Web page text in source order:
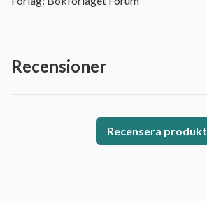
Recensioner
Recensera produkt